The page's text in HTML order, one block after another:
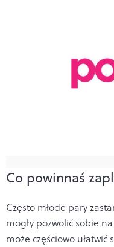
Co powinnaś
Często młode pary
mogły pozwolić sobie
może częściowo